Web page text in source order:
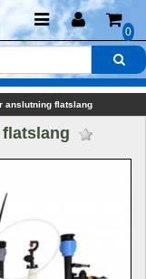
0
anslutning flatslang